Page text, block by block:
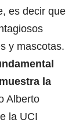
es decir que
y mascotas.
la
Alberto
la UCI